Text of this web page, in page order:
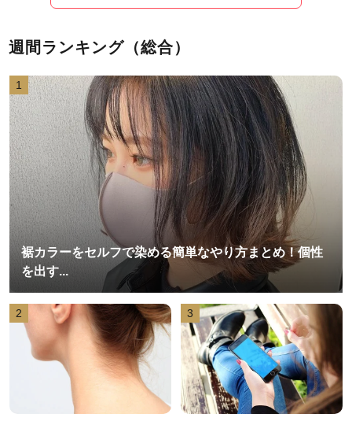
週間ランキング（総合）
1
裾カラーをセルフで染める簡単なやり方まとめ！個性
を出す...
2 3